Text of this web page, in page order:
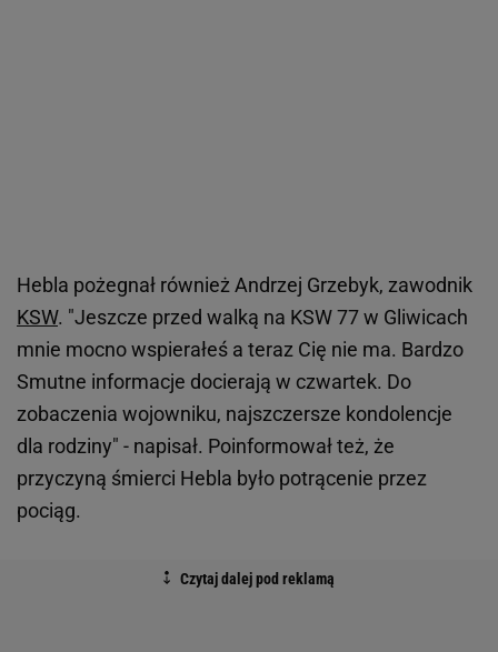
Hebla pożegnał również Andrzej Grzebyk, zawodnik
KSW. "Jeszcze przed walką na KSW 77 w Gliwicach
mnie mocno wspierałeś a teraz Cię nie ma. Bardzo
Smutne informacje docierają w czwartek. Do
zobaczenia wojowniku, najszczersze kondolencje
dla rodziny" - napisał. Poinformował też, że
przyczyną śmierci Hebla było potrącenie przez
pociąg.